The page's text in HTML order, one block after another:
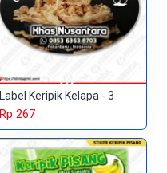
Label Keripik Kelapa - 3
Rp 267